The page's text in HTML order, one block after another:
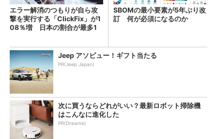
エラー解消のつもりが自ら攻
撃を実行する「ClickFix」が1
08％増 日本の割合が最多1
SBOMの最小要素が5年ぶり改
訂 何が必須になるのか
Jeep アソビュー！ギフト当たる
PR(Jeep Japan)
次に買うならどれがいい？最新ロボット掃除機
はこんなに進化した
PR(Dreame)